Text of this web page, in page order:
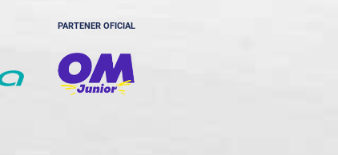
PARTENER OFICIAL